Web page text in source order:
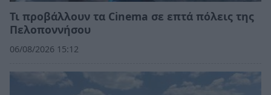
Τι προβάλλουν τα Cinema σε επτά πόλεις της
Πελοποννήσου
06/08/2026 15:12